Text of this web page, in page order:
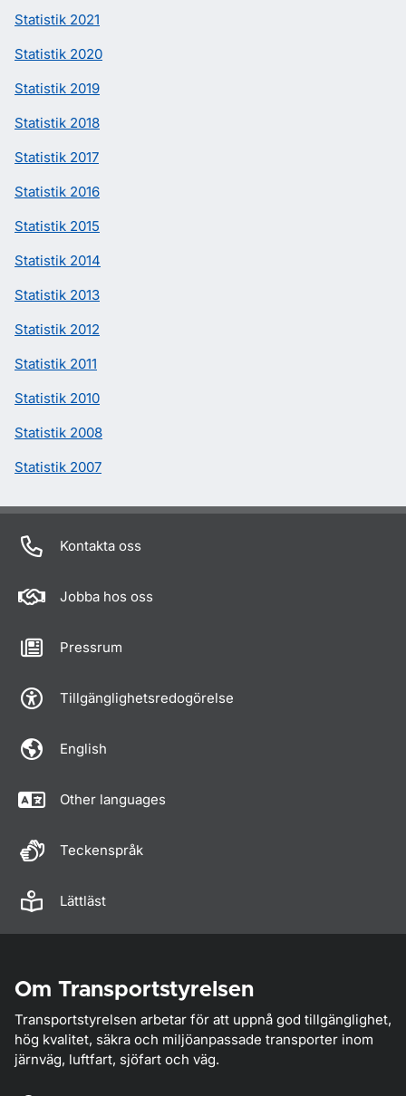
Statistik 2021
Statistik 2020
Statistik 2019
Statistik 2018
Statistik 2017
Statistik 2016
Statistik 2015
Statistik 2014
Statistik 2013
Statistik 2012
Statistik 2011
Statistik 2010
Statistik 2008
Statistik 2007
Kontakta oss
Jobba hos oss
Pressrum
Tillgänglighetsredogörelse
English
Other languages
Teckenspråk
Lättläst
Om Transportstyrelsen
Transportstyrelsen arbetar för att uppnå god tillgänglighet,
hög kvalitet, säkra och miljöanpassade transporter inom
järnväg, luftfart, sjöfart och väg.